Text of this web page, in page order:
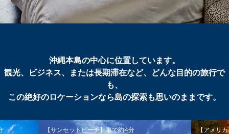
沖縄本島の中心に位置しています。
観光、ビジネス、または長期滞在など、どんな目的の旅行で
も、
この絶好のロケーションなら島の探索も思いのままです。
【サンセットビーチ】車で約4分 【アメリ